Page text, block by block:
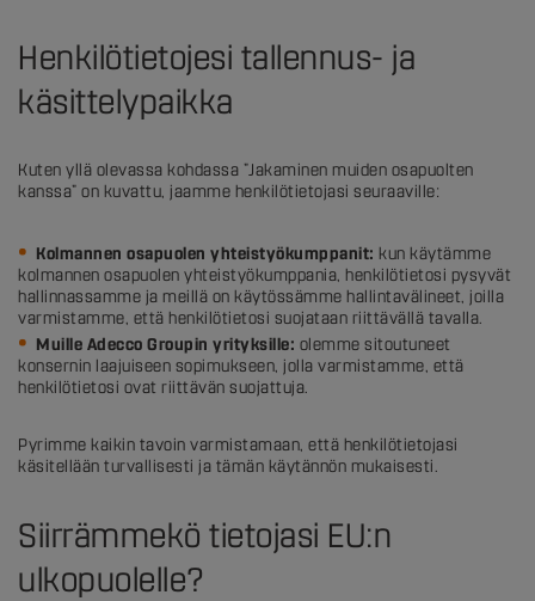
Henkilötietojesi tallennus- ja
käsittelypaikka
Kuten yllä olevassa kohdassa ”Jakaminen muiden osapuolten
kanssa” on kuvattu, jaamme henkilötietojasi seuraaville:
Kolmannen osapuolen yhteistyökumppanit: kun käytämme
kolmannen osapuolen yhteistyökumppania, henkilötietosi pysyvät
hallinnassamme ja meillä on käytössämme hallintavälineet, joilla
varmistamme, että henkilötietosi suojataan riittävällä tavalla.
Muille Adecco Groupin yrityksille: olemme sitoutuneet
konsernin laajuiseen sopimukseen, jolla varmistamme, että
henkilötietosi ovat riittävän suojattuja.
Pyrimme kaikin tavoin varmistamaan, että henkilötietojasi
käsitellään turvallisesti ja tämän käytännön mukaisesti.
Siirrämmekö tietojasi EU:n
ulkopuolelle?